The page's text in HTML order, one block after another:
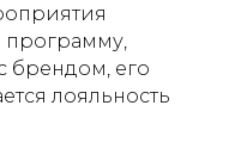
программу,
брендом, его
лояльность